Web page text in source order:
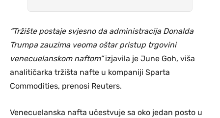
“Tržište postaje svjesno da administracija Donalda
Trumpa zauzima veoma oštar pristup trgovini
venecuelanskom naftom”izjavila je June Goh, viša
analitičarka tržišta nafte u kompaniji Sparta
Commodities, prenosi Reuters.
Venecuelanska nafta učestvuje sa oko jedan posto u